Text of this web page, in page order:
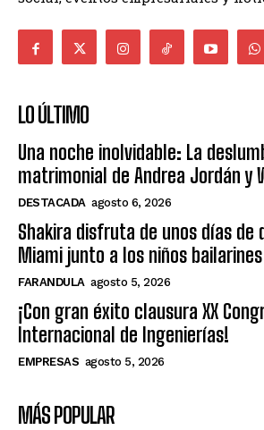
LO ÚLTIMO
Una noche inolvidable: La
matrimonial de Andrea Jordán y
DESTACADA agosto 6, 2026
Shakira disfruta de unos días de
Miami junto a los niños
FARANDULA agosto 5, 2026
¡Con gran éxito clausura XX
Internacional de Ingenierías!
EMPRESAS agosto 5, 2026
MÁS POPULAR